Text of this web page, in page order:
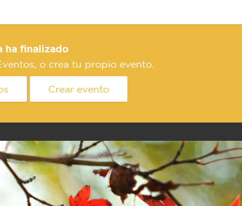
ha finalizado
o crea tu propio evento.
Crear evento